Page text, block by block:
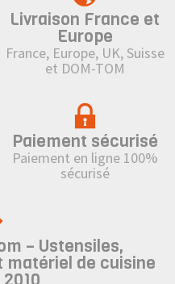
Livraison France et
Europe
France, Europe, UK, Suisse
et DOM-TOM
Paiement sécurisé
Paiement en ligne 100%
sécurisé
– Ustensiles,
matériel de cuisine